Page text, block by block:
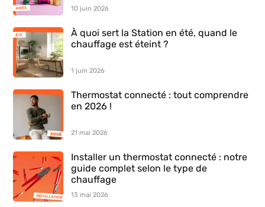
10 juin 2026
À quoi sert la Station en été, quand le
chauffage est éteint ?
1 juin 2026
Thermostat connecté : tout comprendre
en 2026 !
21 mai 2026
Installer un thermostat connecté : notre
guide complet selon le type de
chauffage
13 mai 2026